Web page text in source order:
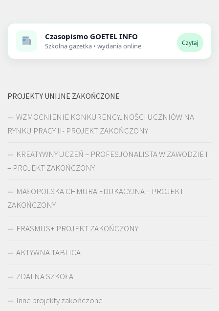
Czasopismo GOETEL INFO
Szkolna gazetka • wydania online Czytaj
PROJEKTY UNIJNE ZAKOŃCZONE
WZMOCNIENIE KONKURENCYJNOŚCI UCZNIÓW NA
RYNKU PRACY II- PROJEKT ZAKOŃCZONY
KREATYWNY UCZEŃ – PROFESJONALISTA W ZAWODZIE II
– PROJEKT ZAKOŃCZONY
MAŁOPOLSKA CHMURA EDUKACYJNA – PROJEKT
ZAKOŃCZONY
ERASMUS+ PROJEKT ZAKOŃCZONY
AKTYWNA TABLICA
ZDALNA SZKOŁA
Inne projekty zakończone